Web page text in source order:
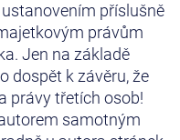
příslušně
právům
Jen na základě
dospět k závěru, že
právy třetích osob!
samotným